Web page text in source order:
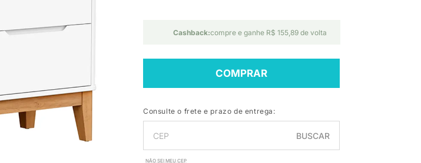
Cashback:compre e ganhe R$ 155,89 de volta
COMPRAR
Consulte o frete e prazo de entrega:
BUSCAR
NÃO SEI MEU CEP